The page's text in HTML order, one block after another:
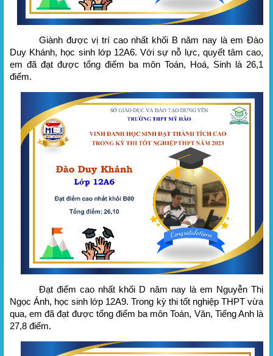
Giành được vị trí cao nhất khối B năm nay là em Đào
Duy Khánh, học sinh lớp 12A6. Với sự nỗ lực, quyết tâm cao,
em đã đạt được tổng điểm ba môn Toán, Hoá, Sinh là 26,1
điểm.
Đạt điểm cao nhất khối D năm nay là em Nguyễn Thị
Ngọc Ánh, học sinh lớp 12A9. Trong kỳ thi tốt nghiệp THPT vừa
qua, em đã đạt được tổng điểm ba môn Toán, Văn, Tiếng Anh là
27,8 điểm.